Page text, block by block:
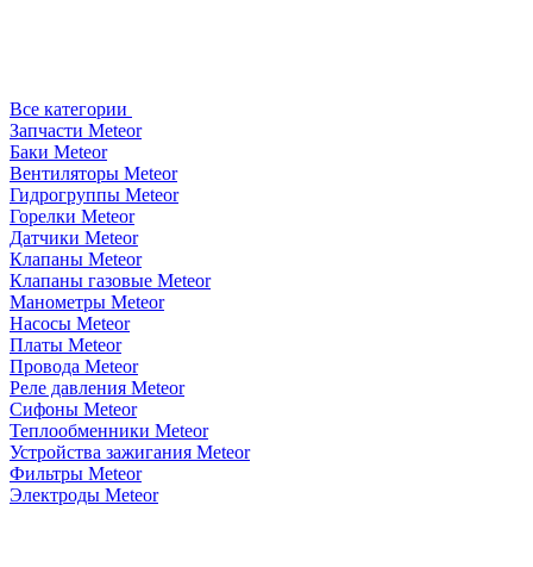
Все категории
Запчасти Meteor
Баки Meteor
Вентиляторы Meteor
Гидрогруппы Meteor
Горелки Meteor
Датчики Meteor
Клапаны Meteor
Клапаны газовые Meteor
Манометры Meteor
Насосы Meteor
Платы Meteor
Провода Meteor
Реле давления Meteor
Сифоны Meteor
Теплообменники Meteor
Устройства зажигания Meteor
Фильтры Meteor
Электроды Meteor